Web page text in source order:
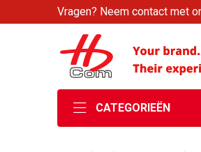
Vragen? Neem contact met
CATEGORIEËN